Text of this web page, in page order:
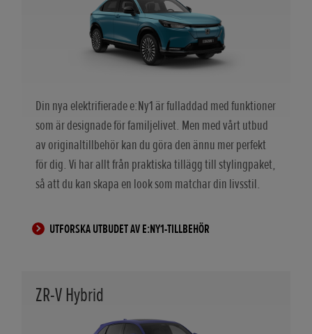
Din nya elektrifierade e:Ny1 är fulladdad med funktioner
som är designade för familjelivet. Men med vårt utbud
av originaltillbehör kan du göra den ännu mer perfekt
för dig. Vi har allt från praktiska tillägg till stylingpaket,
så att du kan skapa en look som matchar din livsstil.
UTFORSKA UTBUDET AV E:NY1-TILLBEHÖR
ZR-V Hybrid